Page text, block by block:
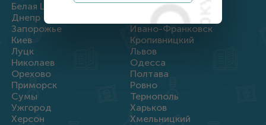
Белая Церковь
Винница
Днепр
Житомир
Запорожье
Ивано-Франковск
Киев
Кропивницкий
Луцк
Львов
Николаев
Одесса
Орехово
Полтава
Приморск
Ровно
Сумы
Тернополь
Ужгород
Харьков
Херсон
Хмельницкий